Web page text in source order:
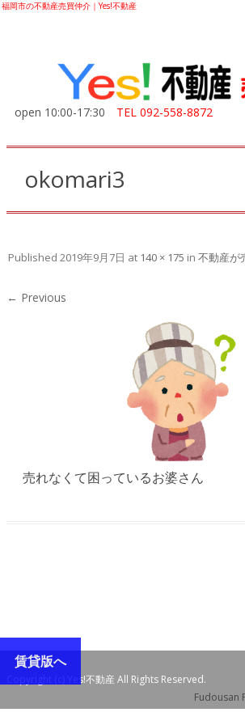
福岡市の不動産売買仲介｜Yes!不動産
open 10:00-17:30 TEL 092-558-8872
okomari3
Published 2019年9月7日 at 140 × 175 in 不動産が
← Previous
売れなくて困っているお婆さん
Copyright (c) Yes!不動産 All Rights Reserved.
Fudousan
賃貸版へ